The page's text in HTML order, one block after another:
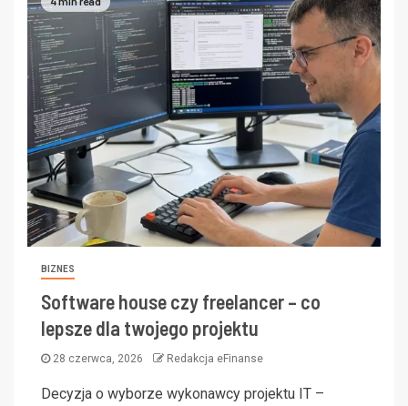
BIZNES
Software house czy freelancer – co
lepsze dla twojego projektu
28 czerwca, 2026 Redakcja eFinanse
Decyzja o wyborze wykonawcy projektu IT –